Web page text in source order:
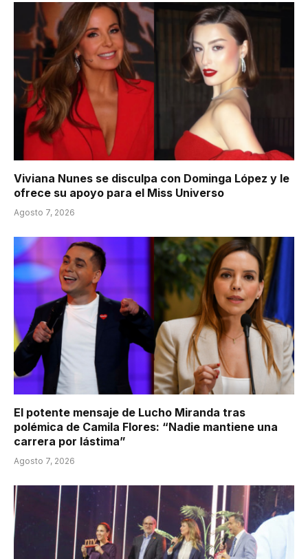
Viviana Nunes se disculpa con Dominga López y le
ofrece su apoyo para el Miss Universo
Agosto 7, 2026
El potente mensaje de Lucho Miranda tras
polémica de Camila Flores: “Nadie mantiene una
carrera por lástima”
Agosto 7, 2026